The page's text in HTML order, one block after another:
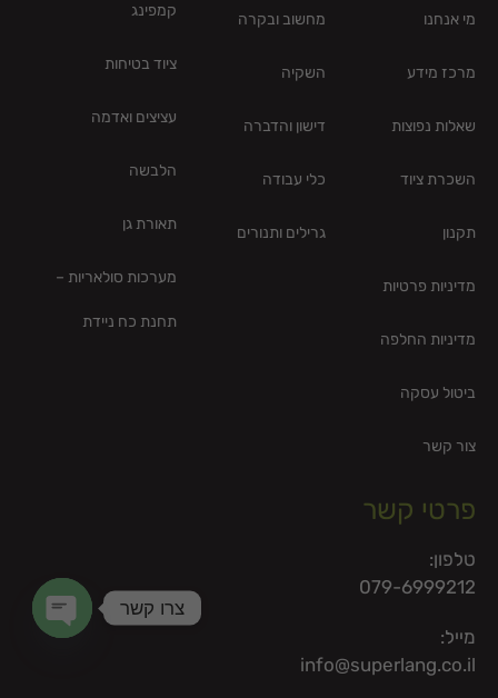
מי אנחנו
מרכז מידע
שאלות נפוצות
השכרת ציוד
תקנון
מדיניות פרטיות
מדיניות החלפה
ביטול עסקה
צור קשר
מחשוב ובקרה
השקיה
דישון והדברה
כלי עבודה
גרילים ותנורים
קמפינג
ציוד בטיחות
עציצים ואדמה
הלבשה
תאורת גן
מערכות סולאריות –
תחנת כח ניידת
פרטי קשר
טלפון:
079-6999212
מייל:
info@superlang.co.il
צרו קשר